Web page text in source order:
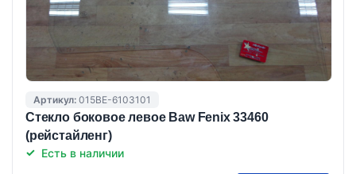
Артикул: 015BE-6103101
Стекло боковое левое Baw Fenix 33460
(рейстайленг)
Есть в наличии